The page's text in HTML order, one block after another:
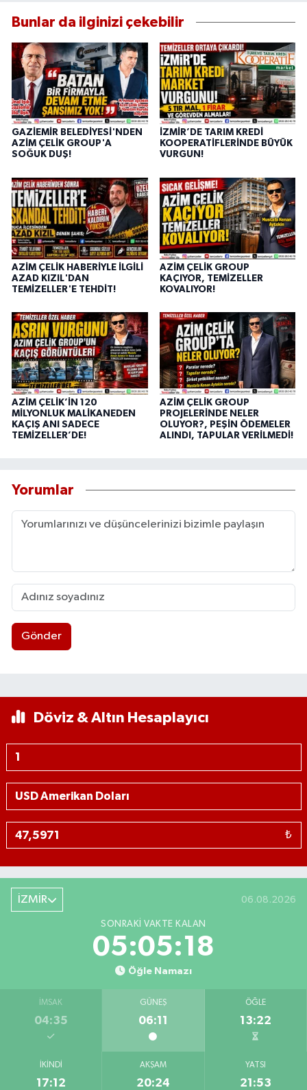
Bunlar da ilginizi çekebilir
GAZİEMİR BELEDİYESİ'NDEN
AZİM ÇELİK GROUP'A
SOĞUK DUŞ!
İZMİR’DE TARIM KREDİ
KOOPERATİFLERİNDE BÜYÜK
VURGUN!
AZİM ÇELİK HABERİYLE İLGİLİ
AZAD KIZIL'DAN
TEMİZELLER'E TEHDİT!
AZİM ÇELİK GROUP
KAÇIYOR, TEMİZELLER
KOVALIYOR!
AZİM ÇELİK’İN 120
MİLYONLUK MALİKANEDEN
KAÇIŞ ANI SADECE
TEMİZELLER’DE!
AZİM ÇELİK GROUP
PROJELERİNDE NELER
OLUYOR?, PEŞİN ÖDEMELER
ALINDI, TAPULAR VERİLMEDİ!
Yorumlar
Gönder
Döviz & Altın Hesaplayıcı
₺
İZMİR 06.08.2026
SONRAKI VAKTE KALAN
05:05:18
Öğle Namazı
İMSAK
04:35
GÜNEŞ
06:11
ÖĞLE
13:22
İKINDI
17:12
AKŞAM
20:24
YATSI
21:53